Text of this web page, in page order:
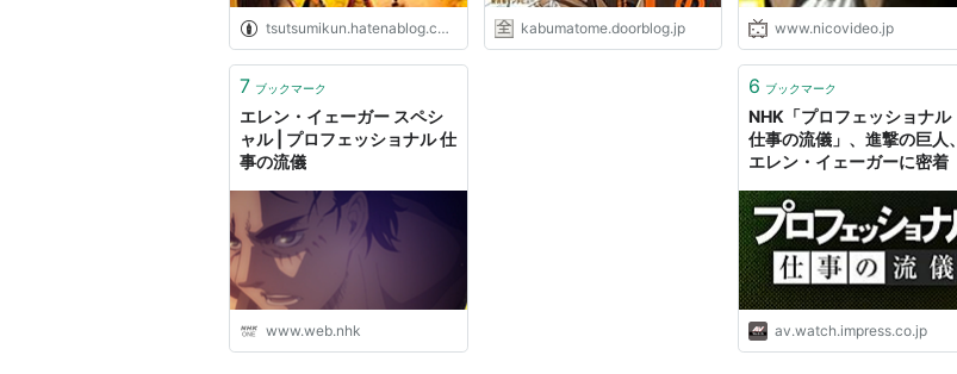
tsutsumikun.hatenablog.com kabumatome.doorblog.jp www.nicovideo.jp
7 ブックマーク
エレン・イェーガー スペシ
ャル | プロフェッショナル 仕
事の流儀
www.web.nhk
6 ブックマーク
NHK「プロフェッショナル
仕事の流儀」、進撃の巨人、
エレン・イェーガーに密着
av.watch.impress.co.jp